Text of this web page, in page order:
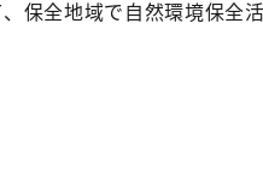
保全地域で自然環境保全